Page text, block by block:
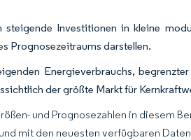
steigende Investitionen in kleine
Prognosezeitraums darstellen.
Energieverbrauchs,
der größte Markt für
und Prognosezahlen in diesem
mit den neuesten verfügbaren